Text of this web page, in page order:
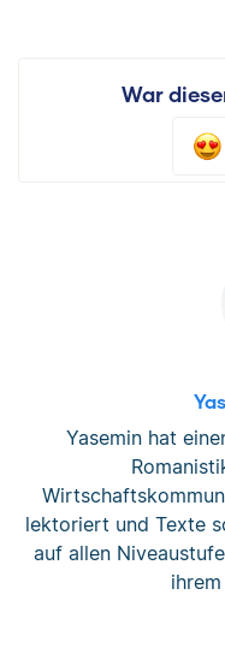
War
Yasemin hat
lektoriert und Texte
auf allen